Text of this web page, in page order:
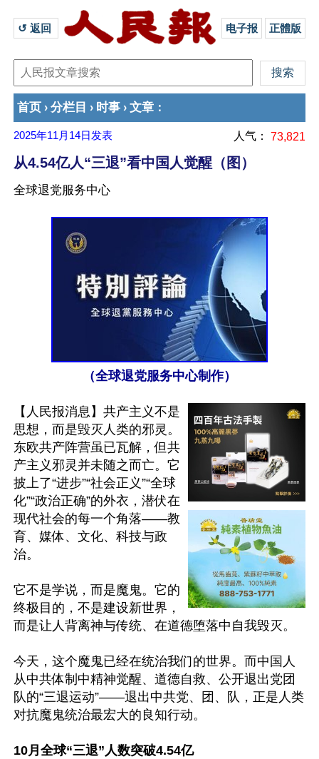
↺ 返回 电子报 正體版
首页 › 分栏目 › 时事 › 文章 ：
2025年11月14日 发表 人气： 73,821
从4.54亿人“三退”看中国人觉醒（图）
全球退党服务中心
（全球退党服务中心制作）
【人民报消息】共产主义不是
思想，而是毁灭人类的邪灵。
东欧共产阵营虽已瓦解，但共
产主义邪灵并未随之而亡。它
披上了“进步”“社会正义”“全球
化”“政治正确”的外衣，潜伏在
现代社会的每一个角落——教
育、媒体、文化、科技与政
治。
它不是学说，而是魔鬼。它的
终极目的，不是建设新世界，
而是让人背离神与传统、在道德堕落中自我毁灭。
今天，这个魔鬼已经在统治我们的世界。而中国人
从中共体制中精神觉醒、道德自救、公开退出党团
队的“三退运动”——退出中共党、团、队，正是人类
对抗魔鬼统治最宏大的良知行动。
10月全球“三退”人数突破4.54亿